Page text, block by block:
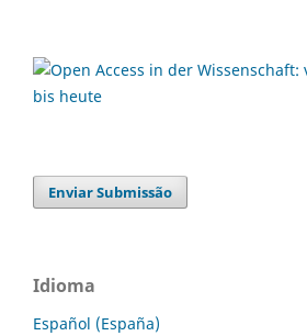
Enviar Submissão
Idioma
Español (España)